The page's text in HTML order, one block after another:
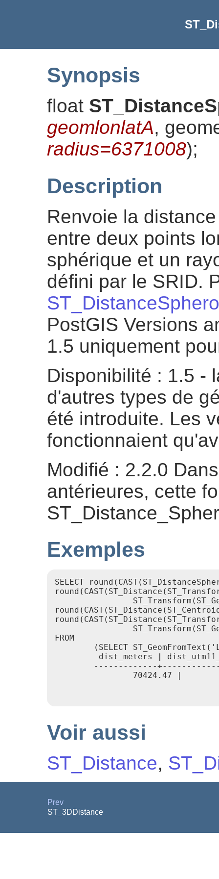
Synopsis
float
geomlonlatA,
radius=6371008);
Description
Renvoie la
entre deux points
sphérique et un
défini par le SRID.
PostGIS Versions
1.5 uniquement
Disponibilité : 1.5 -
d'autres types de
été introduite. Les
fonctionnaient
Modifié : 2.2.0
antérieures, cette
Exemples
SELECT
FROM
(SELECT
dist_meters |
-------------
70424.47 |
Voir aussi
ST_Distance,
Prev
ST_3DDistance